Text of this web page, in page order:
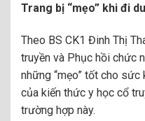
Trang bị “mẹo” khi đi
Theo BS CK1 Đinh Thị
truyền và Phục hồi chức
những “mẹo” tốt cho
của kiến thức y học cổ
trường hợp này.